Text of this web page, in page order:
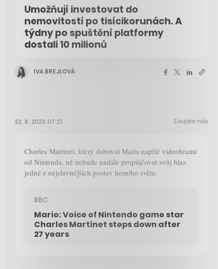
Umožňují investovat do
nemovitostí po tisícikorunách. A
týdny po spuštění platformy
dostali 10 milionů
IVA BREJLOVÁ
22. 8. 2023 07:21 Zaujalo nás
Charles Martinet, který daboval Maria napříč videohrami
od Nintenda, už nebude nadále propůjčovat svůj hlas
jedné z nejslavnějších postav herního světa.
BBC
Mario: Voice of Nintendo game star
Charles Martinet steps down after
27 years